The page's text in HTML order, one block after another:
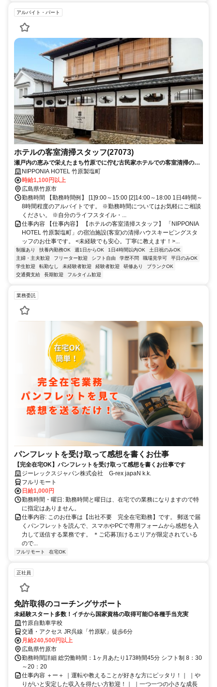
アルバイト・パート
ホテルの客室清掃スタッフ(27073)
瀬戸内の恵みで栄えたまち竹原でに佇む古民家ホテルでの客室清掃のお
仕事です！
NIPPONIA HOTEL 竹原製塩町
時給1,100円以上
広島県竹原市
勤務時間 【勤務時間例】 [1]9:00～15:00 [2]14:00～18:00 1日4時間～
8時間程度のアルバイトです。 ※勤務時間についてはお気軽にご相談
ください。 ※自分のライフスタイル・...
仕事内容 【仕事内容】 【ホテルの客室清掃スタッフ】 「NIPPONIA
HOTEL 竹原製塩町」の宿泊施設(客室)の清掃ハウスキーピングスタ
ッフのお仕事です。 <未経験でも安心。丁寧に教えます！>...
制服あり 扶養内勤務OK 週1日からOK 1日4時間以内OK
土日祝のみOK
主婦・主夫歓迎
フリーター歓迎 シフト自由 学歴不問 職場見学可
平日のみOK
学生歓迎
転勤なし 未経験者歓迎 経験者歓迎 研修あり
ブランクOK
交通費支給
長期歓迎 フルタイム歓迎
業務委託
パンフレットを受け取って感想を書くお仕事
【完全在宅OK】パンフレットを受け取って感想を書くお仕事です
ジーレックスジャパン株式会社 G-rex japaN k.k.
フルリモート
日給1,000円
勤務時間・曜日: 勤務時間と曜日は、在宅での業務になりますので特
に指定はありません。
仕事内容: このお仕事は【出社不要 完全在宅勤務】です。 郵送で届
くパンフレットを読んで、スマホやPCで専用フォームから感想を入
力して送信する業務です。 ＊ご応募頂けるエリアが限定されている
ので...
フルリモート 在宅OK
正社員
免許取得のコーチングサポート
未経験スタート多数！イチから国家資格の取得可能◎各種手当充実
竹原自動車学校
交通・アクセス JR呉線「竹原駅」徒歩6分
月給240,500円以上
広島県竹原市
勤務時間詳細 総労働時間：1ヶ月あたり173時間45分 シフト制 8：30
～20：20
仕事内容 ＋ー＋ ｜運転や教えることが好きな方にピッタリ！｜ ｜や
りがいと安定した収入を得たい方歓迎！｜ ｜一つ一つの小さな成長